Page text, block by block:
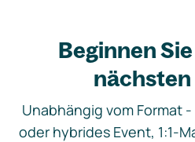
Beginnen
nächsten
Unabhängig vom Format
oder hybrides Event, 1:1-